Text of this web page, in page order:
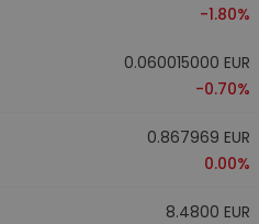
-1.80%
0.060015000 EUR
-0.70%
0.867969 EUR
0.00%
8.4800 EUR